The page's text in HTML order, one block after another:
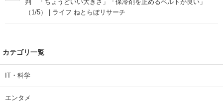
判 「ちょうどいい大きさ」「保冷剤を止めるベルトが良い」
（1/5） | ライフ ねとらぼリサーチ
カテゴリ一覧
IT・科学
エンタメ